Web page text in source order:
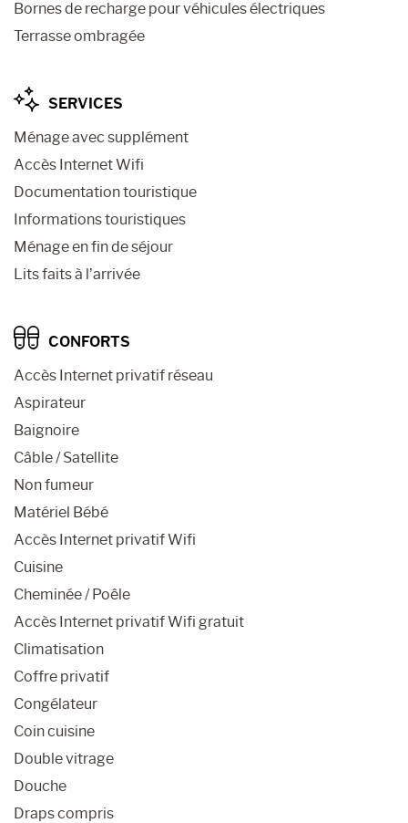
Bornes de recharge pour véhicules électriques
Terrasse ombragée
SERVICES
Ménage avec supplément
Accès Internet Wifi
Documentation touristique
Informations touristiques
Ménage en fin de séjour
Lits faits à l’arrivée
CONFORTS
Accès Internet privatif réseau
Aspirateur
Baignoire
Câble / Satellite
Non fumeur
Matériel Bébé
Accès Internet privatif Wifi
Cuisine
Cheminée / Poêle
Accès Internet privatif Wifi gratuit
Climatisation
Coffre privatif
Congélateur
Coin cuisine
Double vitrage
Douche
Draps compris